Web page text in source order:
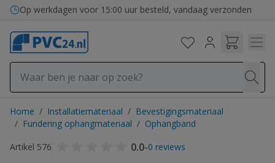
Ga naar de inhoud
Op werkdagen voor 15:00 uur besteld, vandaag verzonden
Home / Installatiemateriaal / Bevestigingsmateriaal
/ Fundering ophangmateriaal / Ophangband
Artikel 576
0.0-0 reviews